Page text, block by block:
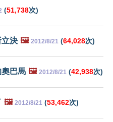
(51,738次)
立決 🖼️ 2012/8/21 (64,028次)
巴馬 🖼️ 2012/8/21 (42,938次)
🖼️ 2012/8/21 (53,462次)